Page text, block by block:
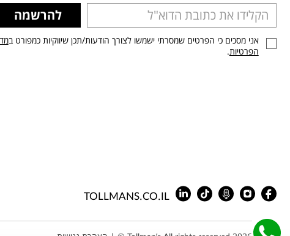
להרשמה
אני מסכים כי הפרטים שמסרתי ישמשו לצורך הודעות/תכן שיווקיות כמפורט ב
הפרטיות.
TOLLMANS.CO.IL